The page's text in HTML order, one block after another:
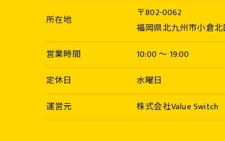
所在地
〒802-0062
福岡県北九州市小倉北
営業時間
10:00 〜 19:00
定休日
水曜日
運営元
株式会社Value Switch